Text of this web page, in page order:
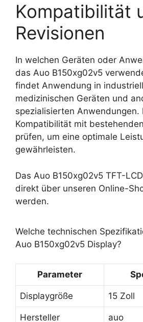
Kompatibilität
Revisionen
In welchen Geräten oder
das Auo B150xg02v5
findet Anwendung in
medizinischen Geräten und
spezialisierten Anwendungen.
Kompatibilität mit
prüfen, um eine optimale
gewährleisten.
Das Auo B150xg02v5 TFT-
direkt über unseren Online-
werden.
Welche technischen
Auo B150xg02v5 Display?
Parameter
Displaygröße 15 Zoll
Hersteller auo